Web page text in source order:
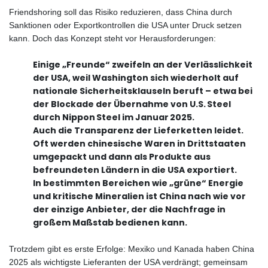
Friendshoring soll das Risiko reduzieren, dass China durch
Sanktionen oder Exportkontrollen die USA unter Druck setzen
kann. Doch das Konzept steht vor Herausforderungen:
Einige „Freunde“ zweifeln an der Verlässlichkeit
der USA, weil Washington sich wiederholt auf
nationale Sicherheitsklauseln beruft – etwa bei
der Blockade der Übernahme von U.S. Steel
durch Nippon Steel im Januar 2025.
Auch die Transparenz der Lieferketten leidet.
Oft werden chinesische Waren in Drittstaaten
umgepackt und dann als Produkte aus
befreundeten Ländern in die USA exportiert.
In bestimmten Bereichen wie „grüne“ Energie
und kritische Mineralien ist China nach wie vor
der einzige Anbieter, der die Nachfrage in
großem Maßstab bedienen kann.
Trotzdem gibt es erste Erfolge: Mexiko und Kanada haben China
2025 als wichtigste Lieferanten der USA verdrängt; gemeinsam